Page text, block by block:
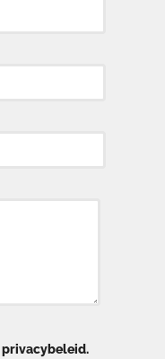
privacybeleid.